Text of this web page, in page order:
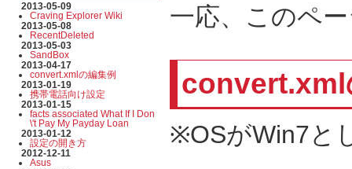
2013-05-09
Craving Explorer Wiki
2013-05-08
RecentDeleted
2013-05-03
SandBox
2013-04-17
convert.xmlの編集例
2013-01-19
携帯電話向け設定
2013-01-15
facts associated What If I Don
\'t Pay My Payday Loan
2013-01-12
設定の開き方
2012-12-11
Asus
一応、このペ
convert.xml
※OSがWin7と